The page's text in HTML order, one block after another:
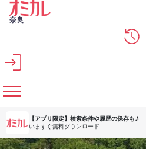
メインコンテンツへスキップ
奈良
【アプリ限定】 検索条件や履歴の保存も♪
いますぐ無料ダウンロード